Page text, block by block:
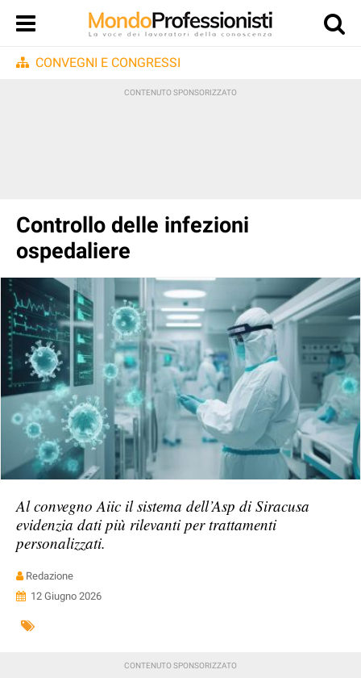
CONVEGNI E CONGRESSI
Controllo delle infezioni
ospedaliere
Al convegno Aiic il sistema dell’Asp di Siracusa
evidenzia dati più rilevanti per trattamenti
personalizzati.
Redazione
12 Giugno 2026